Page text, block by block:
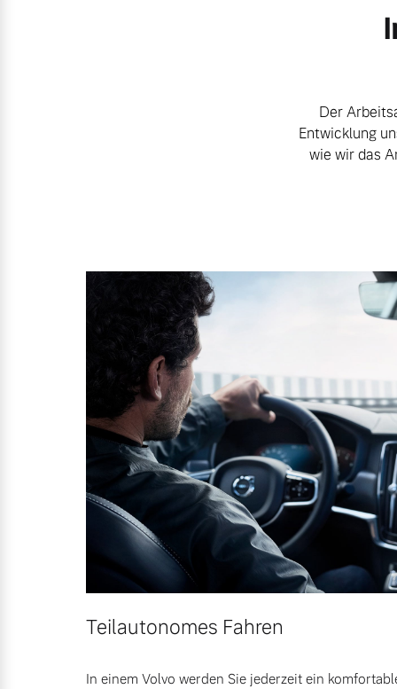
Entdecken Sie unsere saisonalen
Versicherung
Der
Entwicklung
wie wir das
Teilautonomes Fahren
In einem Volvo werden Sie jederzeit ein